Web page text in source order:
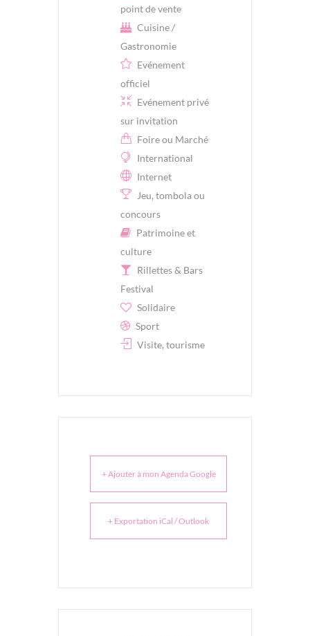
point de vente
Cuisine /
Gastronomie
Evénement
officiel
Evénement privé
sur invitation
Foire ou Marché
International
Internet
Jeu, tombola ou
concours
Patrimoine et
culture
Rillettes & Bars
Festival
Solidaire
Sport
Visite, tourisme
+ Ajouter à mon Agenda Google
+ Exportation iCal / Outlook